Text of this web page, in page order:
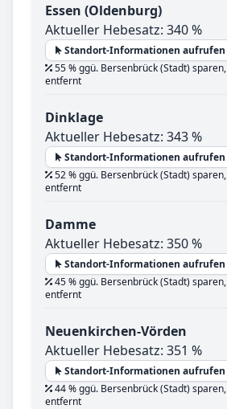
Essen (Oldenburg)
Aktueller Hebesatz: 340 %
Standort-Informationen aufrufen
55 % ggü. Bersenbrück (Stadt) sparen,
entfernt
Dinklage
Aktueller Hebesatz: 343 %
Standort-Informationen aufrufen
52 % ggü. Bersenbrück (Stadt) sparen,
entfernt
Damme
Aktueller Hebesatz: 350 %
Standort-Informationen aufrufen
45 % ggü. Bersenbrück (Stadt) sparen,
entfernt
Neuenkirchen-Vörden
Aktueller Hebesatz: 351 %
Standort-Informationen aufrufen
44 % ggü. Bersenbrück (Stadt) sparen,
entfernt